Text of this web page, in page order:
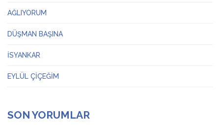
AĞLIYORUM
DÜŞMAN BAŞINA
İSYANKAR
EYLÜL ÇİÇEĞİM
SON YORUMLAR